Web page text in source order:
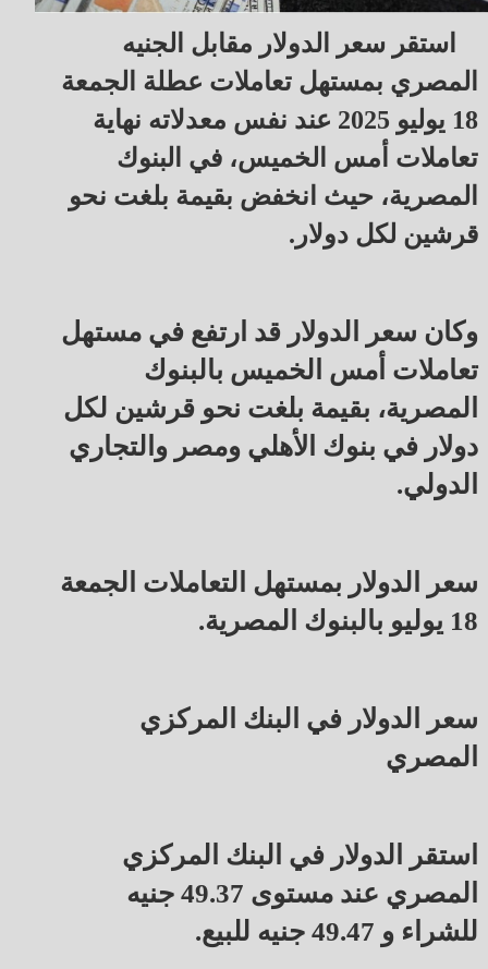
استقر سعر الدولار مقابل الجنيه
المصري بمستهل تعاملات عطلة الجمعة
18 يوليو 2025 عند نفس معدلاته نهاية
تعاملات أمس الخميس، في البنوك
المصرية، حيث انخفض بقيمة بلغت نحو
قرشين لكل دولار.
وكان سعر الدولار قد ارتفع في مستهل
تعاملات أمس الخميس بالبنوك
المصرية، بقيمة بلغت نحو قرشين لكل
دولار في بنوك الأهلي ومصر والتجاري
الدولي.
سعر الدولار بمستهل التعاملات الجمعة
18 يوليو بالبنوك المصرية.
سعر الدولار في البنك المركزي
المصري
استقر الدولار في البنك المركزي
المصري عند مستوى 49.37 جنيه
للشراء و 49.47 جنيه للبيع.